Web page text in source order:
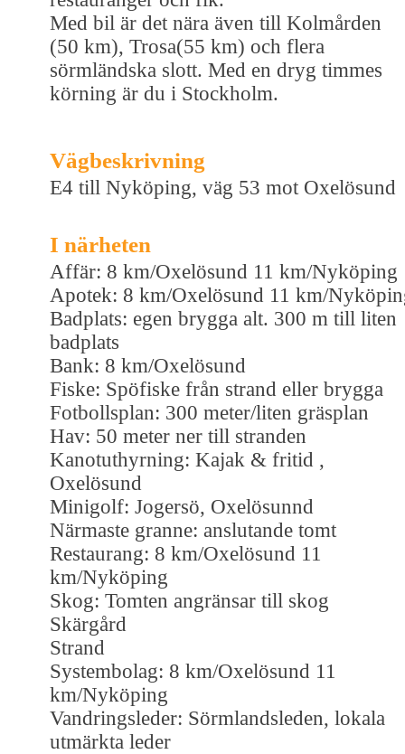
Med bil är det nära även till Kolmården
(50 km), Trosa(55 km) och flera
sörmländska slott. Med en dryg timmes
körning är du i Stockholm.
Vägbeskrivning
E4 till Nyköping, väg 53 mot Oxelösund
I närheten
Affär: 8 km/Oxelösund 11 km/Nyköping
Apotek: 8 km/Oxelösund 11 km/
Badplats: egen brygga alt. 300 m till liten
badplats
Bank: 8 km/Oxelösund
Fiske: Spöfiske från strand eller brygga
Fotbollsplan: 300 meter/liten gräsplan
Hav: 50 meter ner till stranden
Kanotuthyrning: Kajak & fritid ,
Oxelösund
Minigolf: Jogersö, Oxelösunnd
Närmaste granne: anslutande tomt
Restaurang: 8 km/Oxelösund 11
km/Nyköping
Skog: Tomten angränsar till skog
Skärgård
Strand
Systembolag: 8 km/Oxelösund 11
km/Nyköping
Vandringsleder: Sörmlandsleden, lokala
utmärkta leder